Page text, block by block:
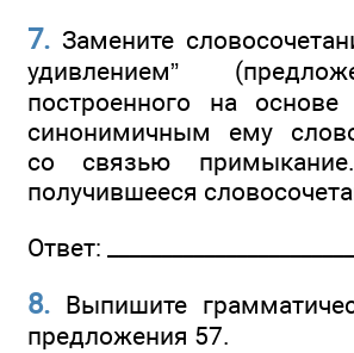
7. Замените
удивлением”
построенного на основе
синонимичным ему
со связью
получившееся
Ответ:
8. Выпишите
предложения 57.